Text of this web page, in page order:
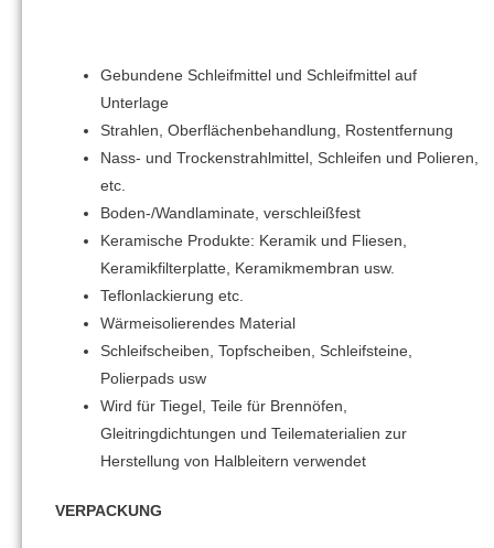
Gebundene Schleifmittel und Schleifmittel auf
Unterlage
Strahlen, Oberflächenbehandlung, Rostentfernung
Nass- und Trockenstrahlmittel, Schleifen und Polieren,
etc.
Boden-/Wandlaminate, verschleißfest
Keramische Produkte: Keramik und Fliesen,
Keramikfilterplatte, Keramikmembran usw.
Teflonlackierung etc.
Wärmeisolierendes Material
Schleifscheiben, Topfscheiben, Schleifsteine,
Polierpads usw
Wird für Tiegel, Teile für Brennöfen,
Gleitringdichtungen und Teilematerialien zur
Herstellung von Halbleitern verwendet
VERPACKUNG